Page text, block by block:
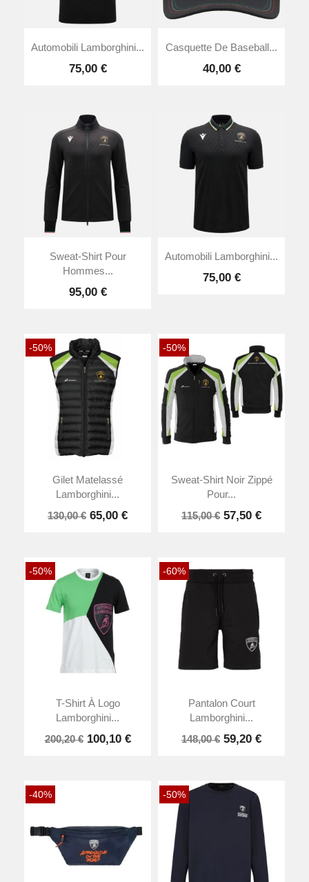
Automobili Lamborghini...
75,00 €
Casquette De Baseball...
40,00 €
Sweat-Shirt Pour
Hommes...
95,00 €
Automobili Lamborghini...
75,00 €
-50%
Gilet Matelassé
Lamborghini...
130,00 € 65,00 €
-50%
Sweat-Shirt Noir Zippé
Pour...
115,00 € 57,50 €
-50%
T-Shirt À Logo
Lamborghini...
200,20 € 100,10 €
-60%
Pantalon Court
Lamborghini...
148,00 € 59,20 €
-40% -50%